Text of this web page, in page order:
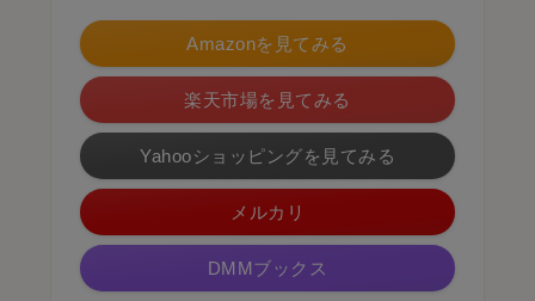
Amazonを見てみる
楽天市場を見てみる
Yahooショッピングを見てみる
メルカリ
DMMブックス